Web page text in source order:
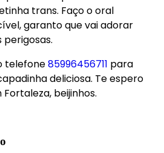
trans. Faço o oral
garanto que vai adorar
telefone85996456711 para
deliciosa. Te espero
beijinhos.